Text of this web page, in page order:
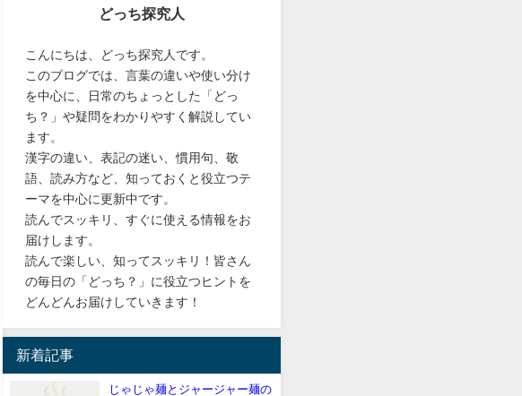
どっち探究人
こんにちは、どっち探究人です。
このブログでは、言葉の違いや使い分け
を中心に、日常のちょっとした「どっ
ち？」や疑問をわかりやすく解説してい
ます。
漢字の違い、表記の迷い、慣用句、敬
語、読み方など、知っておくと役立つテ
ーマを中心に更新中です。
読んでスッキリ、すぐに使える情報をお
届けします。
読んで楽しい、知ってスッキリ！皆さん
の毎日の「どっち？」に役立つヒントを
どんどんお届けしていきます！
新着記事
じゃじゃ麺とジャージャー麺の